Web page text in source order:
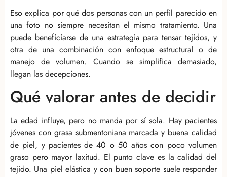
Eso explica por qué dos personas con un perfil parecido en
una foto no siempre necesitan el mismo tratamiento. Una
puede beneficiarse de una estrategia para tensar tejidos, y
otra de una combinación con enfoque estructural o de
manejo de volumen. Cuando se simplifica demasiado,
llegan las decepciones.
Qué valorar antes de decidir
La edad influye, pero no manda por sí sola. Hay pacientes
jóvenes con grasa submentoniana marcada y buena calidad
de piel, y pacientes de 40 o 50 años con poco volumen
graso pero mayor laxitud. El punto clave es la calidad del
tejido. Una piel elástica y con buen soporte suele responder